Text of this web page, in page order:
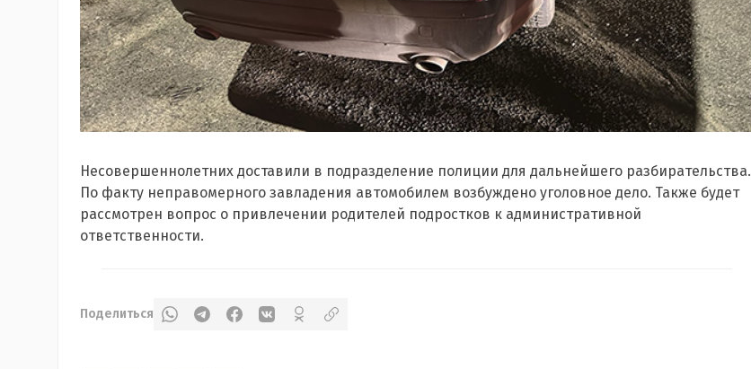
Несовершеннолетних доставили в подразделение полиции для дальнейшего разбирательства.
По факту неправомерного завладения автомобилем возбуждено уголовное дело. Также будет
рассмотрен вопрос о привлечении родителей подростков к административной
ответственности.
Поделиться